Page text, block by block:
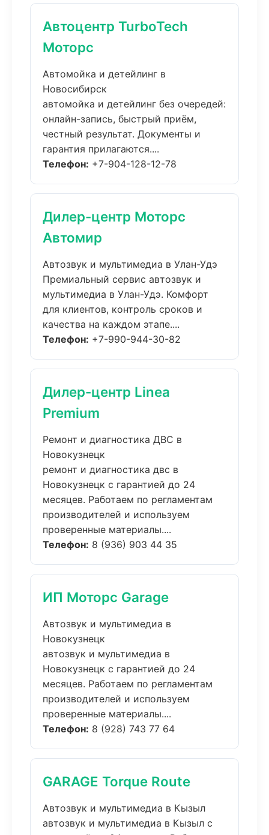
Автоцентр TurboTech
Моторс
Автомойка и детейлинг в
Новосибирск
автомойка и детейлинг без очередей:
онлайн-запись, быстрый приём,
честный результат. Документы и
гарантия прилагаются....
Телефон: +7-904-128-12-78
Дилер-центр Моторс
Автомир
Автозвук и мультимедиа в Улан-Удэ
Премиальный сервис автозвук и
мультимедиа в Улан-Удэ. Комфорт
для клиентов, контроль сроков и
качества на каждом этапе....
Телефон: +7-990-944-30-82
Дилер-центр Linea
Premium
Ремонт и диагностика ДВС в
Новокузнецк
ремонт и диагностика двс в
Новокузнецк с гарантией до 24
месяцев. Работаем по регламентам
производителей и используем
проверенные материалы....
Телефон: 8 (936) 903 44 35
ИП Моторс Garage
Автозвук и мультимедиа в
Новокузнецк
автозвук и мультимедиа в
Новокузнецк с гарантией до 24
месяцев. Работаем по регламентам
производителей и используем
проверенные материалы....
Телефон: 8 (928) 743 77 64
GARAGE Torque Route
Автозвук и мультимедиа в Кызыл
автозвук и мультимедиа в Кызыл с